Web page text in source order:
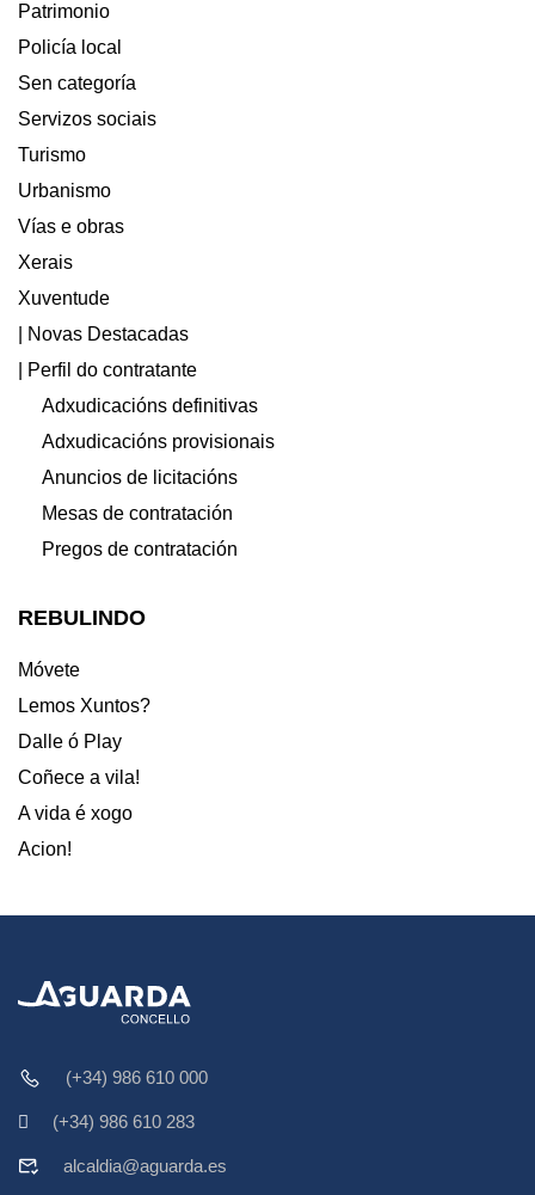
Patrimonio
Policía local
Sen categoría
Servizos sociais
Turismo
Urbanismo
Vías e obras
Xerais
Xuventude
| Novas Destacadas
| Perfil do contratante
Adxudicacións definitivas
Adxudicacións provisionais
Anuncios de licitacións
Mesas de contratación
Pregos de contratación
REBULINDO
Móvete
Lemos Xuntos?
Dalle ó Play
Coñece a vila!
A vida é xogo
Acion!
(+34) 986 610 000
(+34) 986 610 283
alcaldia@aguarda.es